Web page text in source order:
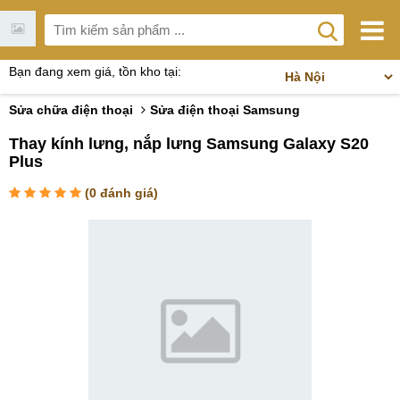
Bạn đang xem giá, tồn kho tại:
Sửa chữa điện thoại Sửa điện thoại Samsung
Thay kính lưng, nắp lưng Samsung Galaxy S20
Plus
(0 đánh giá)